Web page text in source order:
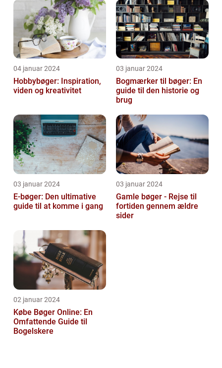
04 januar 2024
Hobbybøger: Inspiration,
viden og kreativitet
03 januar 2024
Bogmærker til bøger: En
guide til den historie og
brug
03 januar 2024
E-bøger: Den ultimative
guide til at komme i gang
03 januar 2024
Gamle bøger - Rejse til
fortiden gennem ældre
sider
02 januar 2024
Købe Bøger Online: En
Omfattende Guide til
Bogelskere